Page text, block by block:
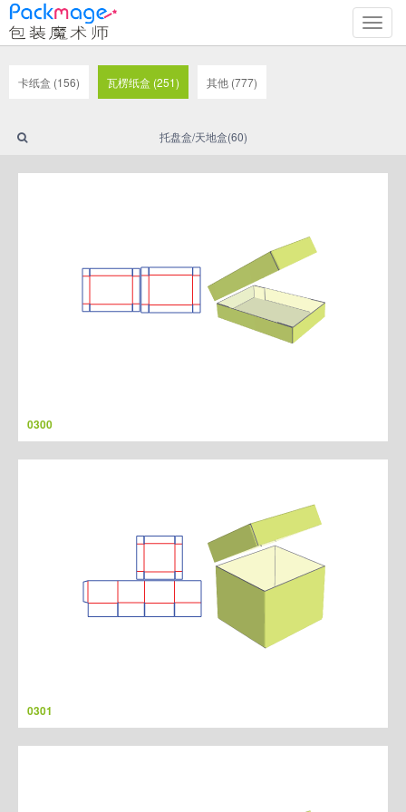
切
换
卡纸盒 (156) 瓦楞纸盒 (251) 其他 (777)
托盘盒/天地盒(60)
0300
0301